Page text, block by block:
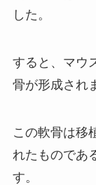
した。
すると、マウ
骨が形成され
この軟骨は移
れたものであ
す。